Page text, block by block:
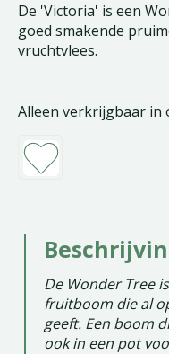
De 'Victoria' is een
goed smakende
vruchtvlees.
Alleen verkrijgbaar in
De Wonder Tree
fruitboom die al
geeft. Een boom
ook in een pot